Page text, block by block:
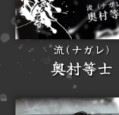
流(ナガレ)
奥村等士